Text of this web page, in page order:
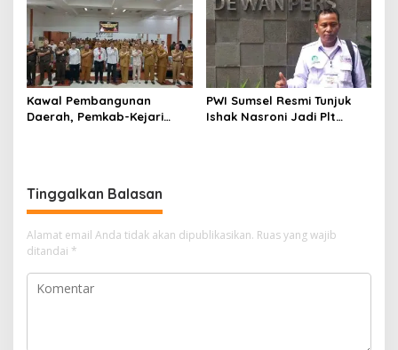
Kawal Pembangunan
Daerah, Pemkab-Kejari
PWI Sumsel Resmi Tunjuk
Ishak Nasroni Jadi Plt
Tinggalkan Balasan
Alamat email Anda tidak akan dipublikasikan. Ruas yang wajib
ditandai *